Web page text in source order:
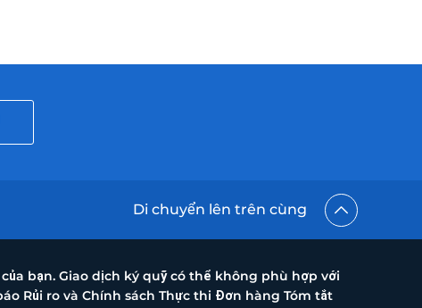
Di chuyển lên trên cùng
bạn. Giao dịch ký quỹ có thể không phù hợp với
Rủi ro và Chính sách Thực thi Đơn hàng Tóm tắt